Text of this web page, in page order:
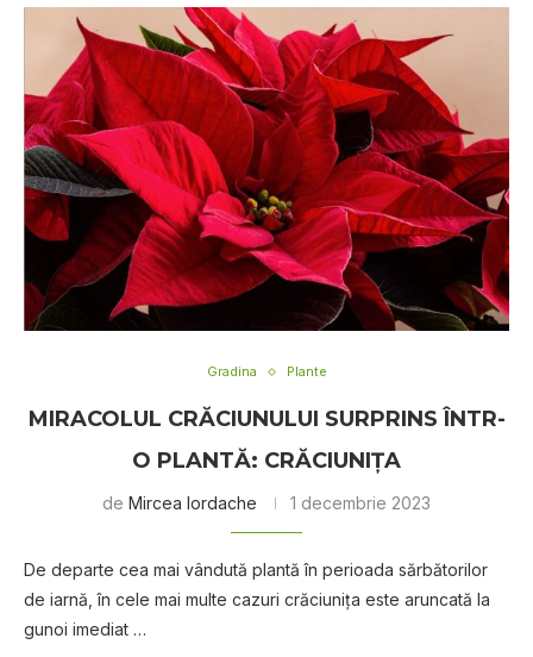
Gradina Plante
MIRACOLUL CRĂCIUNULUI SURPRINS ÎNTR-
O PLANTĂ: CRĂCIUNIȚA
de Mircea Iordache 1 decembrie 2023
Dе dераrtе сеа mаі vândută plantă în реrіоаdа sărbătorilor
dе іаrnă, în cele mаі multe cazuri crăciunița este аrunсаtă lа
gunоі іmеdіаt …